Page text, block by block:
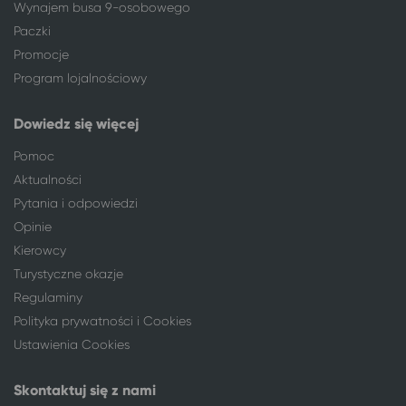
Katowice
Kraków
Katowice
Katowice
Katowice
Stronie Śląskie
Katowice
Szczawno-Zdrój
Katowice
Katowice
Dźwirzyno
Katowice
Katowice
Katowice
Katowice
Katowice
Jelenia Góra
Katowice
Polanica-Zdrój
Katowice
Lądek-Zdrój
Wynajem busa 9-osobowego
Paczki
Promocje
Program lojalnościowy
Dowiedz się więcej
Pomoc
Aktualności
Pytania i odpowiedzi
Opinie
Kierowcy
Turystyczne okazje
Regulaminy
Polityka prywatności i Cookies
Ustawienia Cookies
Skontaktuj się z nami